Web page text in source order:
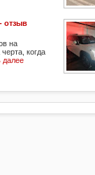
отзыв
на
когда
далее